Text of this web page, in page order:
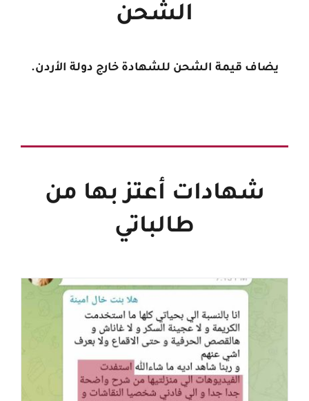
الشحن
يضاف قيمة الشحن للشهادة خارج دولة الأردن.
شهادات أعتز بها من
طالباتي